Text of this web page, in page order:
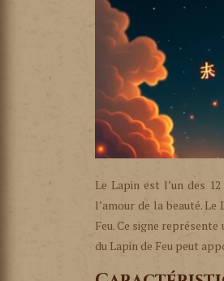
Le Lapin est l’un des
l’amour de la beauté.
Feu. Ce signe
du Lapin de Feu peut